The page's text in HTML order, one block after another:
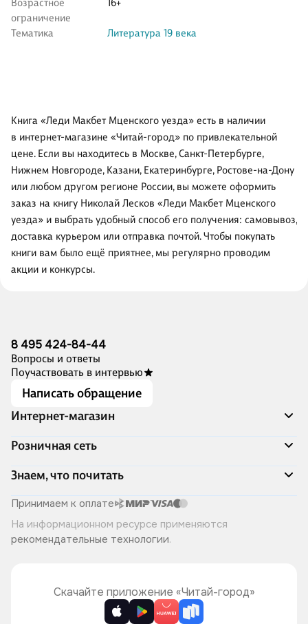
Возрастное
ограничение
16+
Тематика Литература 19 века
Книга «Леди Макбет Мценского уезда» есть в наличии
в интернет-магазине «Читай-город» по привлекательной
цене. Если вы находитесь в Москве, Санкт-Петербурге,
Нижнем Новгороде, Казани, Екатеринбурге, Ростове-на-Дону
или любом другом регионе России, вы можете оформить
заказ на книгу Николай Лесков «Леди Макбет Мценского
уезда» и выбрать удобный способ его получения: самовывоз,
доставка курьером или отправка почтой. Чтобы покупать
книги вам было ещё приятнее, мы регулярно проводим
акции и конкурсы.
8 495 424-84-44
Вопросы и ответы
Поучаствовать в интервью
Написать обращение
Интернет-магазин
Акции
Доставка и оплата
Программа лояльности
Подарочные сертификаты
Правила продажи
Политика конфиденциальности
Розничная сеть
Адреса магазинов
Книжный Дозор
О компании
Читай-город для бизнеса
Хотите у нас работать?
Знаем, что почитать
Скоро в продаже
Лучшие из лучших
Читай-журнал
Принимаем к оплате
На информационном ресурсе применяются
рекомендательные технологии.
Скачайте приложение «Читай-город»